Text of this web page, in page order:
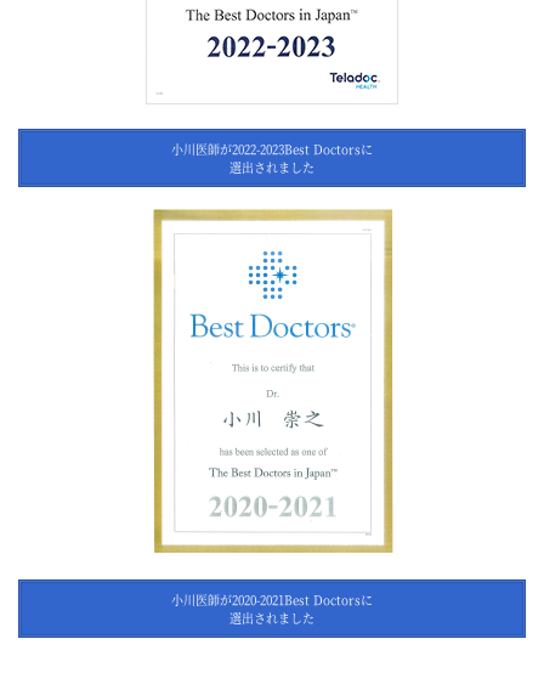
小川医師が2022-2023Best Doctorsに
選出されました
小川医師が2020-2021Best Doctorsに
選出されました